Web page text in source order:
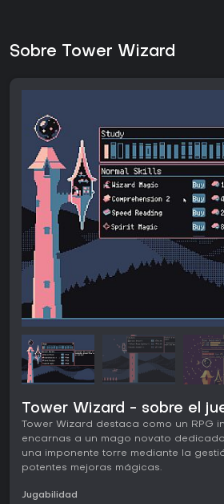
Sobre Tower Wizard
Tower Wizard - sobre el
Tower Wizard destaca como un RPG
encarnas a un mago novato
una imponente torre mediante la
potentes mejoras mágicas.
Jugabilidad